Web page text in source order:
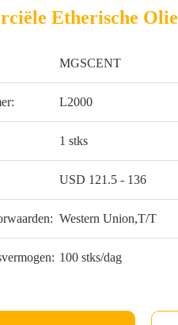
Etherische
MGSCENT
L2000
1 stks
USD 121.5 - 136
Western Union,T/T
100 stks/dag